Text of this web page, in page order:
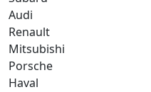
Audi
Renault
Mitsubishi
Porsche
Haval